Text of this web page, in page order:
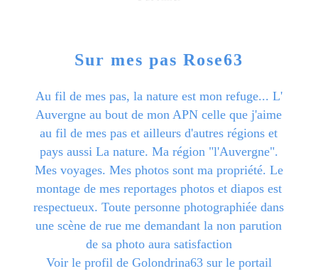
Sur mes pas Rose63
Au fil de mes pas, la nature est mon refuge... L'
Auvergne au bout de mon APN celle que j'aime
au fil de mes pas et ailleurs d'autres régions et
pays aussi La nature. Ma région "l'Auvergne".
Mes voyages. Mes photos sont ma propriété. Le
montage de mes reportages photos et diapos est
respectueux. Toute personne photographiée dans
une scène de rue me demandant la non parution
de sa photo aura satisfaction
Voir le profil de Golondrina63 sur le portail